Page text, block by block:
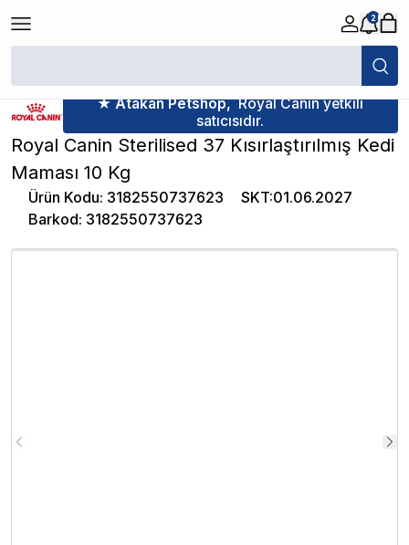
2
/ Royal Canin Sterilised 37 Kısırlaştırılmış Kedi
En Çok Satan 4.
★ Atakan Petshop, Royal Canin yetkili
satıcısıdır.
Royal Canin Sterilised 37 Kısırlaştırılmış Kedi
Maması 10 Kg
Ürün Kodu: 3182550737623 SKT:01.06.2027
Barkod: 3182550737623